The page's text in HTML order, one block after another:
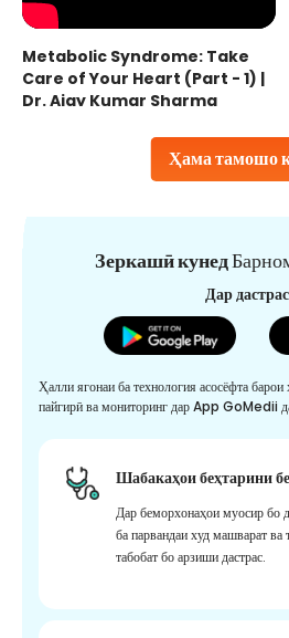
Ҳама тамошо
Metabolic Syndrome: Take
Care of Your Heart (Part - 1) |
Dr. Ajay Kumar Sharma
Зеркашӣ кунед
Дар дастрас
Ҳалли ягонаи ба технология асосёфта
пайгирӣ ва мониторинг дар App GoMedii
Шабакаҳои беҳтарини
Дар беморхонаҳои муосир бо
ба парвандаи худ машварат ва
табобат бо арзиши дастрас.